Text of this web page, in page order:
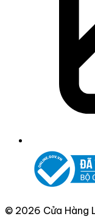
© 2026 Cửa Hàng